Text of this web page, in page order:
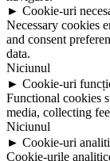
► Cookie-uri
Necessary cookies
and consent
data.
Niciunul
► Cookie-uri
Functional cookies
media, collecting
Niciunul
► Cookie-uri
Cookie-urile